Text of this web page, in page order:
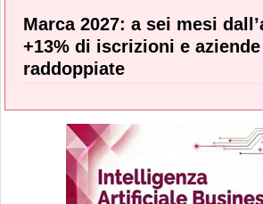
Marca 2027: a sei mesi
+13% di iscrizioni e
raddoppiate